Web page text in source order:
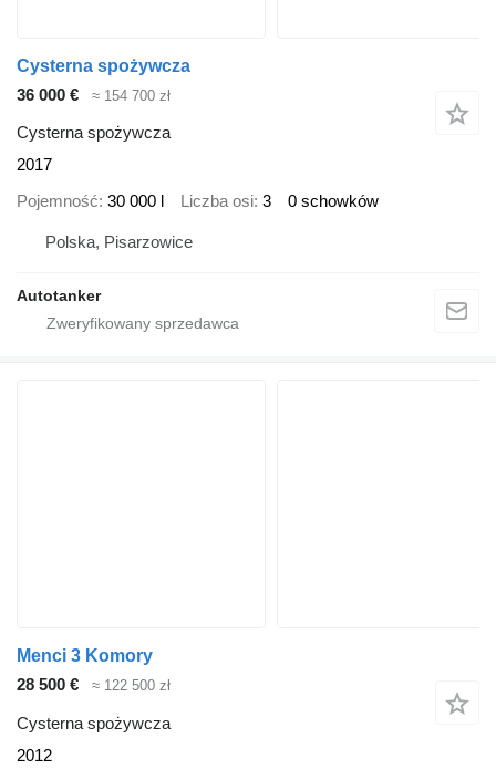
Cysterna spożywcza
36 000 €
≈ 154 700 zł
Cysterna spożywcza
2017
Pojemność 30 000 l Liczba osi 3 0 schowków
Polska, Pisarzowice
Autotanker
Menci 3 Komory
28 500 €
≈ 122 500 zł
Cysterna spożywcza
2012